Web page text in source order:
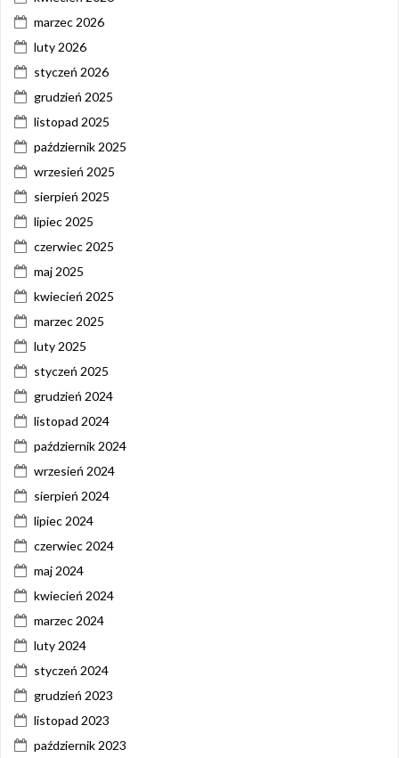
marzec 2026
luty 2026
styczeń 2026
grudzień 2025
listopad 2025
październik 2025
wrzesień 2025
sierpień 2025
lipiec 2025
czerwiec 2025
maj 2025
kwiecień 2025
marzec 2025
luty 2025
styczeń 2025
grudzień 2024
listopad 2024
październik 2024
wrzesień 2024
sierpień 2024
lipiec 2024
czerwiec 2024
maj 2024
kwiecień 2024
marzec 2024
luty 2024
styczeń 2024
grudzień 2023
listopad 2023
październik 2023